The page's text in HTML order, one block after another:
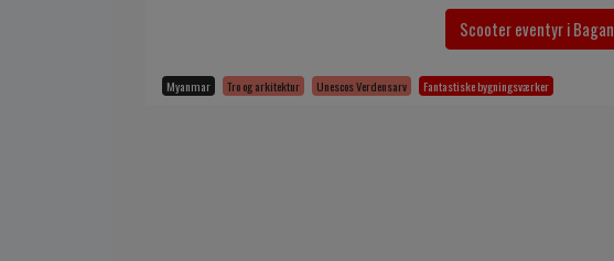
Scooter eventyr i Bagan
Myanmar Tro og arkitektur Unescos Verdensarv Fantastiske bygningsværker